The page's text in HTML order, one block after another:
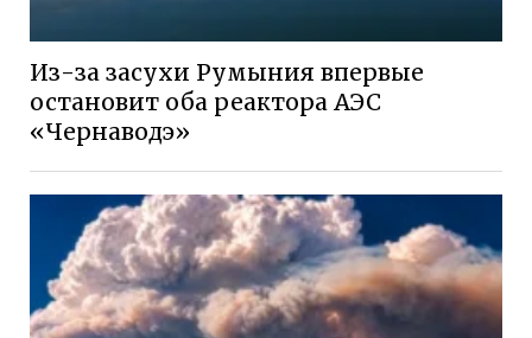
Из-за засухи Румыния впервые
остановит оба реактора АЭС
«Чернаводэ»